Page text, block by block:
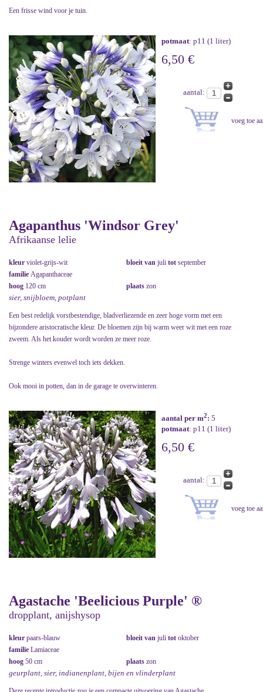
Een frisse wind voor je tuin.
potmaat: p11 (1 liter)
6,50 €
aantal:
Agapanthus 'Windsor Grey'
Afrikaanse lelie
kleur violet-grijs-wit bloeit van juli tot september
familie Agapanthaceae
hoog 120 cm plaats zon
sier, snijbloem, potplant
Een best redelijk vorstbestendige, bladverliezende en zeer hoge vorm met een
bijzondere aristocratische kleur. De bloemen zijn bij warm weer wit met een roze
zweem. Als het kouder wordt worden ze meer roze.
Strenge winters evenwel toch iets dekken.
Ook mooi in potten, dan in de garage te overwinteren.
aantal per m2: 5
potmaat: p11 (1 liter)
6,50 €
aantal:
Agastache 'Beelicious Purple' ®
dropplant, anijshysop
kleur paars-blauw bloeit van juli tot oktober
familie Lamiaceae
hoog 50 cm plaats zon
geurplant, sier, indianenplant, bijen en vlinderplant